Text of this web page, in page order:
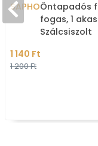
SAPHOÖntapadós
fogas, 1
Szálcsiszolt
1 140 Ft
1 200 Ft